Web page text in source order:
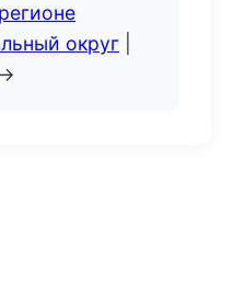
округ
→